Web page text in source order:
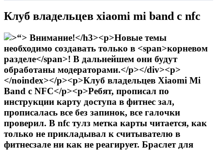
Клуб владельцев xiaomi mi band с nfc